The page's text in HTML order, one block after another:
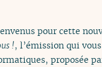
pour cette
!, l’émission qui
proposée